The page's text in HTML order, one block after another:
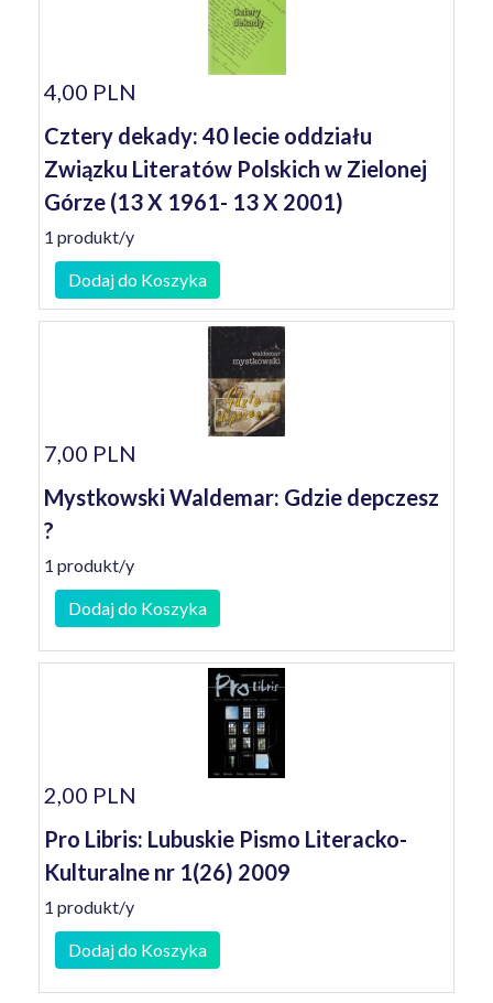
4,00 PLN
Cztery dekady: 40 lecie oddziału
Związku Literatów Polskich w Zielonej
Górze (13 X 1961- 13 X 2001)
1 produkt/y
Dodaj do Koszyka
7,00 PLN
Mystkowski Waldemar: Gdzie depczesz
?
1 produkt/y
Dodaj do Koszyka
2,00 PLN
Pro Libris: Lubuskie Pismo Literacko-
Kulturalne nr 1(26) 2009
1 produkt/y
Dodaj do Koszyka